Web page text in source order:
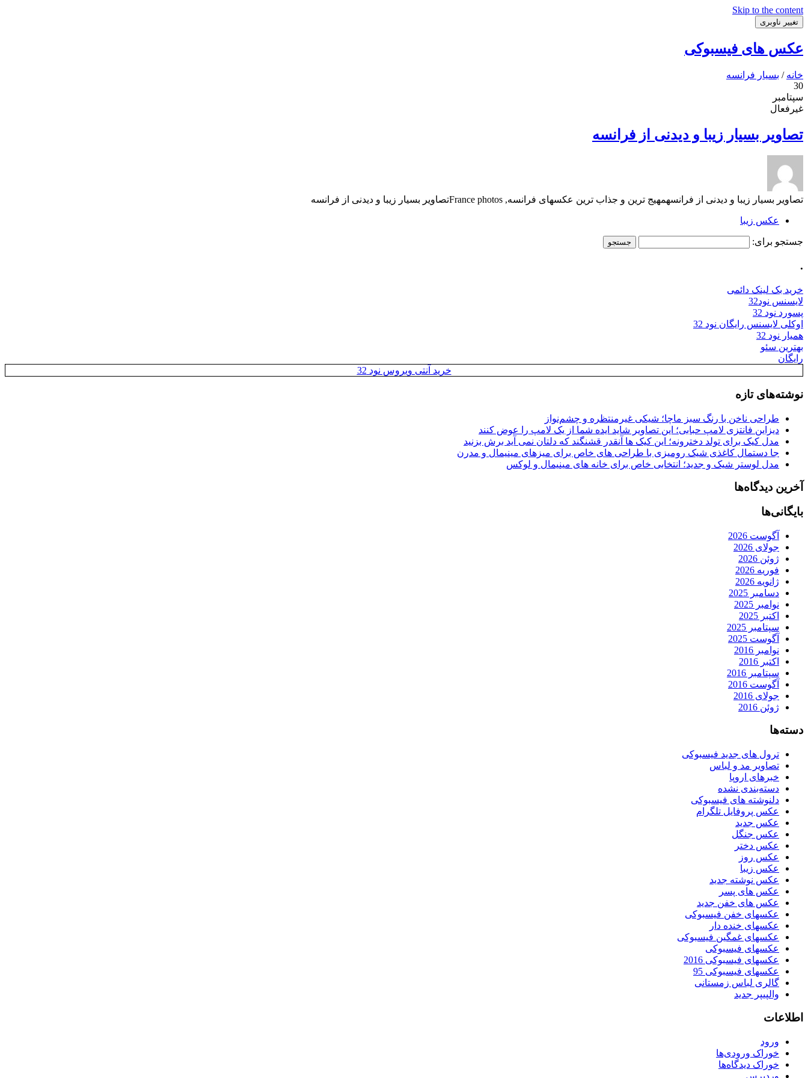
Skip to the content
تغییر ناوبری
عکس های فیسبوکی
خانه / بسیار فرانسه
30
سپتامبر
غیرفعال
تصاویر بسیار زیبا و دیدنی از فرانسه
تصاویر بسیار زیبا و دیدنی از فرانسهمهیج ترین و جذاب ترین عکسهای فرانسه, France photosتصاویر بسیار زیبا و دیدنی از فرانسه
عکس زیبا
جستجو برای:
.
خرید بک لینک دائمی
لایسنس نود32
پسورد نود 32
اوکلی لایسنس رایگان نود 32
همیار نود 32
بهترین سئو
رایگان
خرید آنتی ویروس نود 32
نوشته‌های تازه
طراحی ناخن با رنگ سبز ماچا؛ شیکی غیرمنتظره و چشم‌نواز
دیزاین فانتزی لامپ حبابی؛ این تصاویر شاید ایده شما از یک لامپ را عوض کنند
مدل کیک برای تولد دخترونه؛ این کیک ها آنقدر قشنگند که دلتان نمی آید برش بزنید
جا دستمال کاغذی شیک رومیزی با طراحی های خاص برای میزهای مینیمال و مدرن
مدل لوستر شیک و جدید؛ انتخابی خاص برای خانه های مینیمال و لوکس
آخرین دیدگاه‌ها
بایگانی‌ها
آگوست 2026
جولای 2026
ژوئن 2026
فوریه 2026
ژانویه 2026
دسامبر 2025
نوامبر 2025
اکتبر 2025
سپتامبر 2025
آگوست 2025
نوامبر 2016
اکتبر 2016
سپتامبر 2016
آگوست 2016
جولای 2016
ژوئن 2016
دسته‌ها
ترول های جدید فیسبوکی
تصاویر مد و لباس
خبرهای اروپا
دسته‌بندی نشده
دلنوشته های فیسبوکی
عکس پروفایل تلگرام
عکس جدید
عکس جنگل
عکس دختر
عکس روز
عکس زیبا
عکس نوشته جدید
عکس های پسر
عکس های خفن جدید
عکسهای خفن فیسبوکی
عکسهای خنده دار
عکسهای غمگین فیسبوکی
عکسهای فیسبوکی
عکسهای فیسبوکی 2016
عکسهای فیسبوکی 95
گالری لباس زمستانی
والپیپر جدید
اطلاعات
ورود
خوراک ورودی‌ها
خوراک دیدگاه‌ها
وردپرس